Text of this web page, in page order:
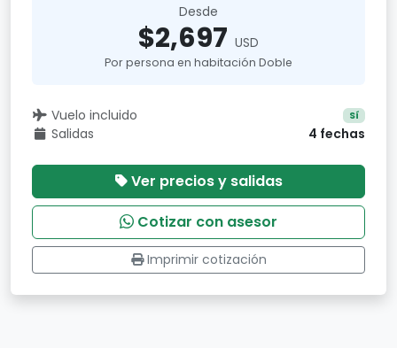
Desde
$2,697 USD
Por persona en habitación Doble
Vuelo incluido Sí
Salidas 4 fechas
Ver precios y salidas
Cotizar con asesor
Imprimir cotización